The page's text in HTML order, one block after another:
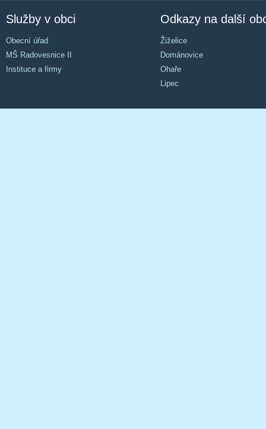
Služby v obci
Obecní úřad
MŠ Radovesnice II
Instituce a firmy
Odkazy na další
Žiželice
Dománovice
Ohaře
Lipec